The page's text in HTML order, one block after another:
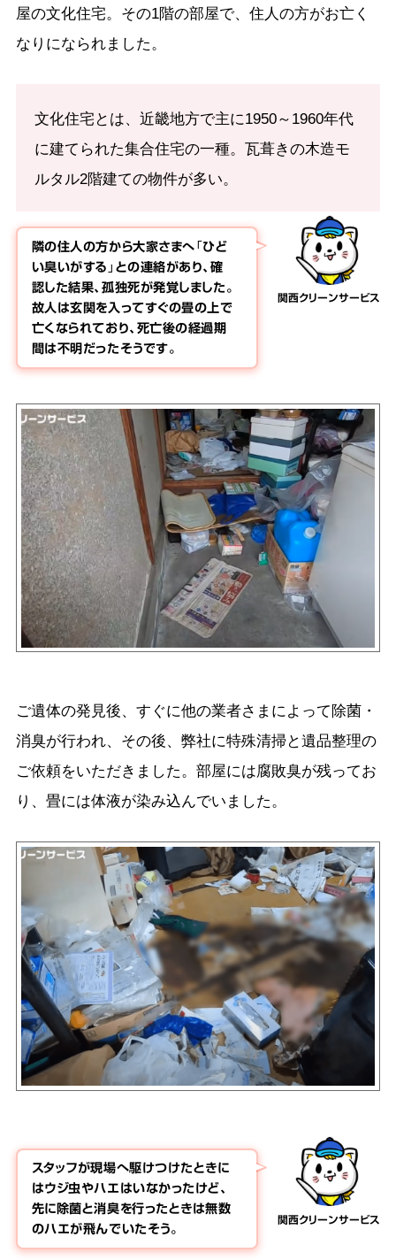
屋の文化住宅。その1階の部屋で、住人の方がお亡く
なりになられました。
文化住宅とは、近畿地方で主に1950～1960年代
に建てられた集合住宅の一種。瓦葺きの木造モ
ルタル2階建ての物件が多い。
関西クリーンサービス
隣の住人の方から大家さまへ「ひど
い臭いがする」との連絡があり、確
認した結果、孤独死が発覚しました。
故人は玄関を入ってすぐの畳の上で
亡くなられており、死亡後の経過期
間は不明だったそうです。
ご遺体の発見後、すぐに他の業者さまによって除菌・
消臭が行われ、その後、弊社に特殊清掃と遺品整理の
ご依頼をいただきました。部屋には腐敗臭が残ってお
り、畳には体液が染み込んでいました。
関西クリーンサービス
スタッフが現場へ駆けつけたときに
はウジ虫やハエはいなかったけど、
先に除菌と消臭を行ったときは無数
のハエが飛んでいたそう。